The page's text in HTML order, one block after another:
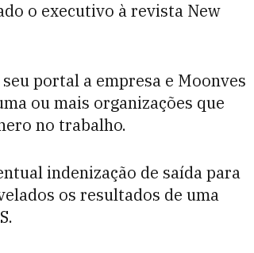
o executivo à revista New
portal a empresa e Moonves
ou mais organizações que
no trabalho.
indenização de saída para
os resultados de uma